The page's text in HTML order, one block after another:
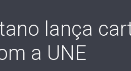
lança
a UNE